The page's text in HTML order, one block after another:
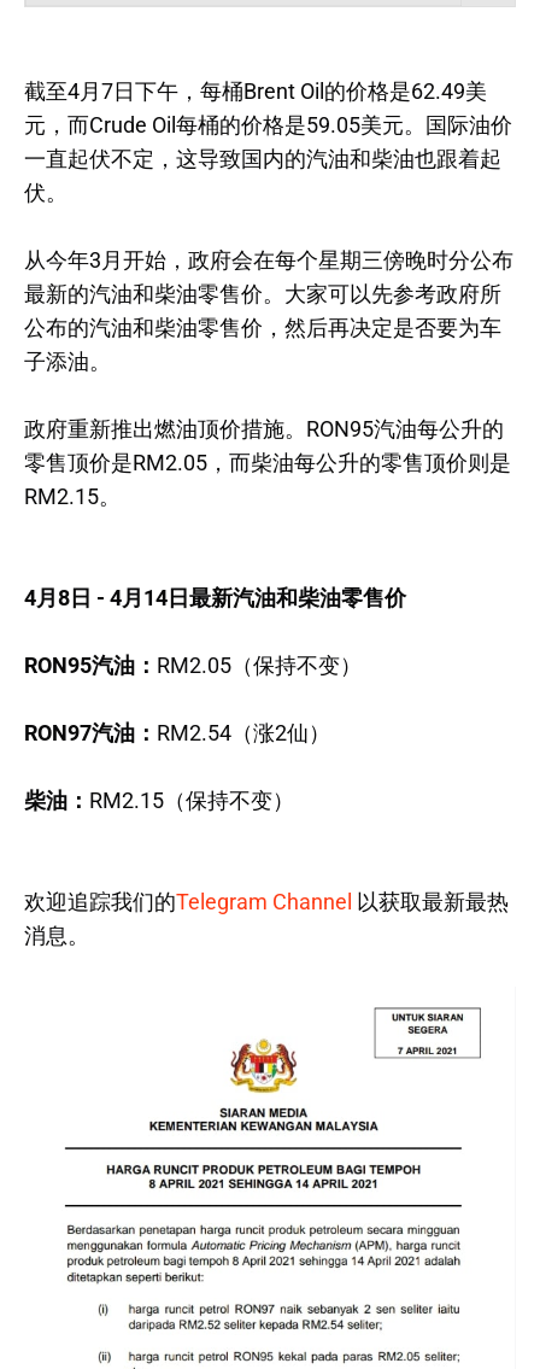
截至4月7日下午，每桶Brent Oil的价格是62.49美
元，而Crude Oil每桶的价格是59.05美元。国际油价
一直起伏不定，这导致国内的汽油和柴油也跟着起
伏。
从今年3月开始，政府会在每个星期三傍晚时分公布
最新的汽油和柴油零售价。大家可以先参考政府所
公布的汽油和柴油零售价，然后再决定是否要为车
子添油。
政府重新推出燃油顶价措施。RON95汽油每公升的
零售顶价是RM2.05，而柴油每公升的零售顶价则是
RM2.15。
4月8日 - 4月14日最新汽油和柴油零售价
RON95汽油： RM2.05（保持不变）
RON97汽油： RM2.54（涨2仙）
柴油： RM2.15（保持不变）
欢迎追踪我们的Telegram Channel 以获取最新最热
消息。